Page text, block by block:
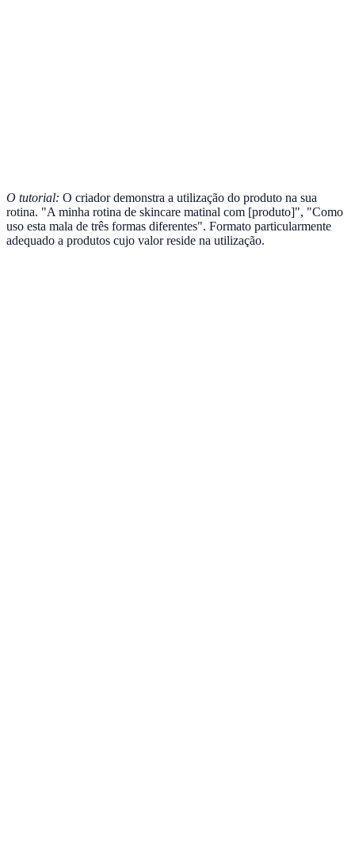
O tutorial: O criador demonstra a utilização do produto na sua
rotina. "A minha rotina de skincare matinal com [produto]", "Como
uso esta mala de três formas diferentes". Formato particularmente
adequado a produtos cujo valor reside na utilização.